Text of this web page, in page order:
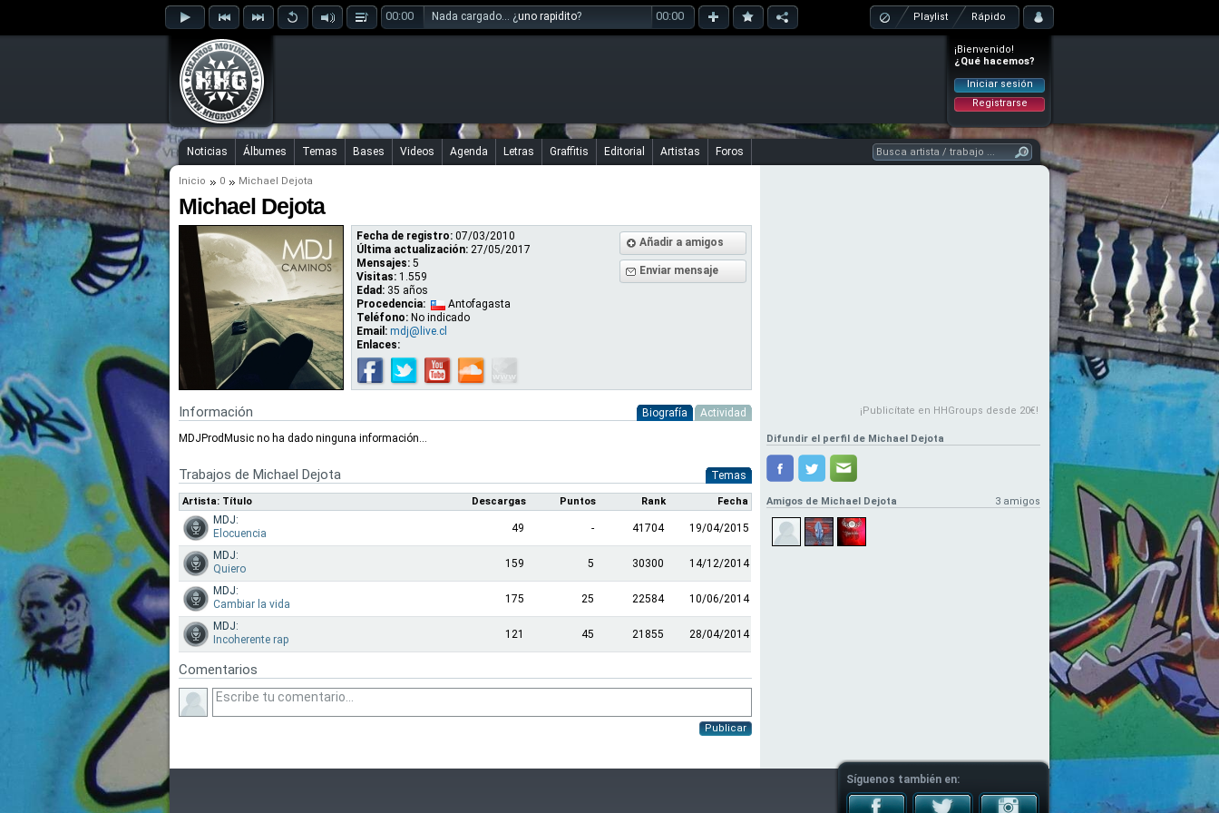
00:00 Nada cargado... ¿uno rapidito? 00:00 Playlist Rápido
¡Bienvenido!
¿Qué hacemos?
Iniciar sesión
Registrarse
Noticias Álbumes Temas Bases Videos Agenda Letras Graffitis Editorial Artistas Foros
Inicio 0 Michael Dejota
Michael Dejota
Añadir a amigos
Enviar mensaje
Fecha de registro: 07/03/2010
Última actualización: 27/05/2017
Mensajes: 5
Visitas: 1.559
Edad: 35 años
Procedencia:
Antofagasta
Teléfono: No indicado
Email: mdj@live.cl
Enlaces:
Información Biografía
Actividad
MDJProdMusic no ha dado ninguna información...
Trabajos de Michael Dejota Temas
Artista: Título Descargas Puntos Rank Fecha
MDJ:
Elocuencia
49 - 41704 19/04/2015
MDJ:
Quiero
159 5 30300 14/12/2014
MDJ:
Cambiar la vida
175 25 22584 10/06/2014
MDJ:
Incoherente rap
121 45 21855 28/04/2014
Comentarios
Publicar
¡Publicítate en HHGroups desde 20€!
Difundir el perfil de Michael Dejota
Amigos de Michael Dejota 3 amigos
Síguenos también en: